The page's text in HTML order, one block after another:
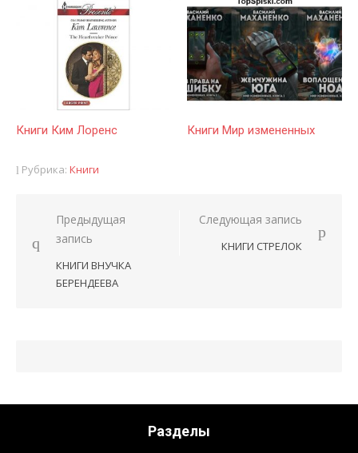
Книги Ким Лоренс Книги Мир измененных
Рубрика: Книги
Навигация
записям
Предыдущая
запись
КНИГИ ВНУЧКА
БЕРЕНДЕЕВА
Следующая запись
КНИГИ СТРЕЛОК
Разделы